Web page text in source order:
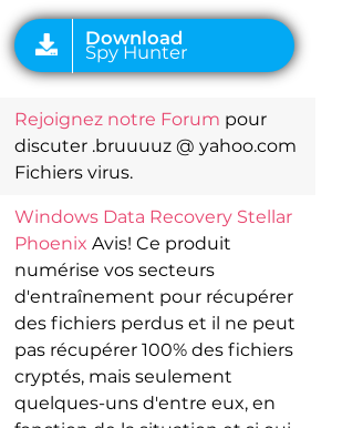
Rejoignez notre Forum pour
discuter .bruuuuz @ yahoo.com
Fichiers virus.
Windows Data Recovery Stellar
Phoenix Avis! Ce produit
numérise vos secteurs
d'entraînement pour récupérer
des fichiers perdus et il ne peut
pas récupérer 100% des fichiers
cryptés, mais seulement
quelques-uns d'entre eux, en